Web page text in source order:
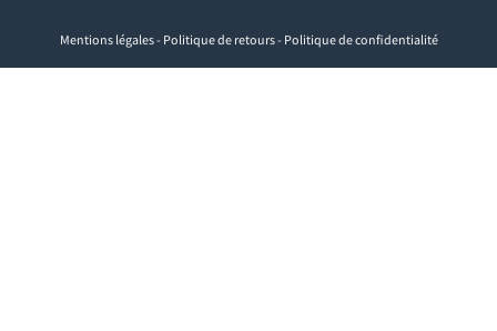
Mentions légales- Politique de retours- Politique de confidentialité